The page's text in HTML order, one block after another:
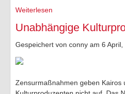
Weiterlesen
Unabhängige
Gespeichert von conny am 6
Zensurmaßnahmen geben Kairos